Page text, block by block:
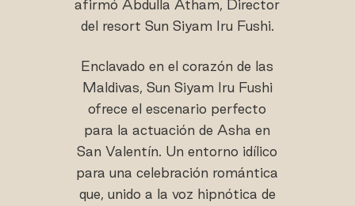
afirmó Abdulla Atham, Director
del resort Sun Siyam Iru Fushi.
Enclavado en el corazón de las
Maldivas, Sun Siyam Iru Fushi
ofrece el escenario perfecto
para la actuación de Asha en
San Valentín. Un entorno idílico
para una celebración romántica
que, unido a la voz hipnótica de